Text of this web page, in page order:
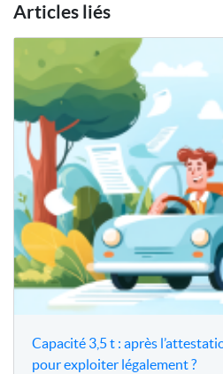
Articles liés
Capacité 3,5 t : après
pour exploiter légalement ?